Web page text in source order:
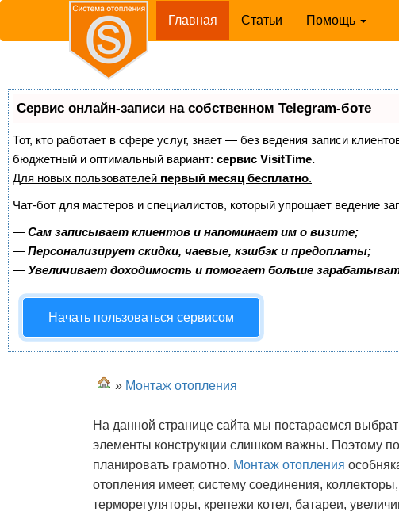
Главная (current)
Статьи Помощь
Сервис онлайн-записи на собственном Telegram-боте
Тот, кто работает в сфере услуг, знает — без ведения записи
бюджетный и оптимальный вариант: сервис VisitTime.
Для новых пользователей первый месяц бесплатно.
Чат-бот для мастеров и специалистов, который упрощает ведение
— Сам записывает клиентов и напоминает им о визите;
— Персонализирует скидки, чаевые, кэшбэк и предоплаты;
— Увеличивает доходимость и помогает больше
Начать пользоваться сервисом
» Монтаж отопления
На данной странице сайта мы постараемся
элементы конструкции слишком важны. Поэтому
планировать грамотно. Монтаж отопления
отопления имеет, систему соединения,
терморегуляторы, крепежи котел, батареи,